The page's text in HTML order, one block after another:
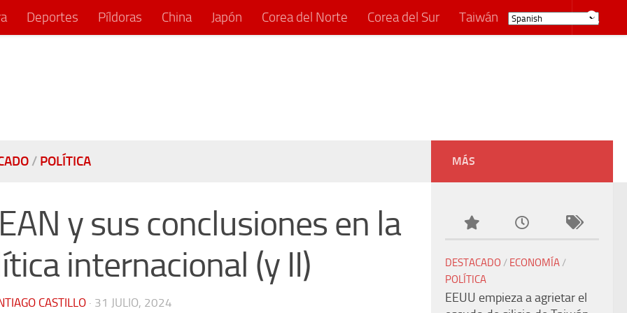
Deportes Píldoras China Japón Corea del Norte Corea del Sur Taiwán
/ POLÍTICA
y sus conclusiones en la
internacional (y II)
CASTILLO · 31 JULIO, 2024
MÁS
DESTACADO / ECONOMÍA/
POLÍTICA
EEUU empieza a agrietar el